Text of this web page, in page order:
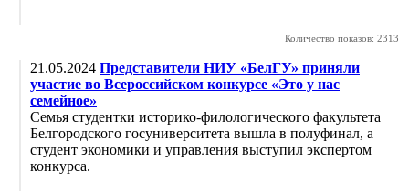
Количество показов: 2313
21.05.2024 Представители НИУ «БелГУ» приняли
участие во Всероссийском конкурсе «Это у нас
семейное»
Семья студентки историко-филологического факультета
Белгородского госуниверситета вышла в полуфинал, а
студент экономики и управления выступил экспертом
конкурса.